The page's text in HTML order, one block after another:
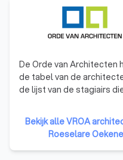
De Orde van Architecten
de tabel van de
de lijst van de stagiairs
uitoefenen. De Orde
stagereglement op en
over de kwaliteit de
houdt onder meer ook
Bekijk alle VROA
Roeselare Oekene